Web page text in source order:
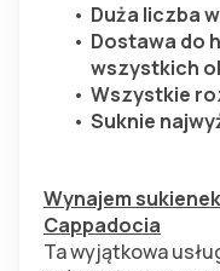
Duża liczba
Dostawa do
wszystkich
Wszystkie
Suknie
Wynajem
Cappadocia
Ta wyjątkowa